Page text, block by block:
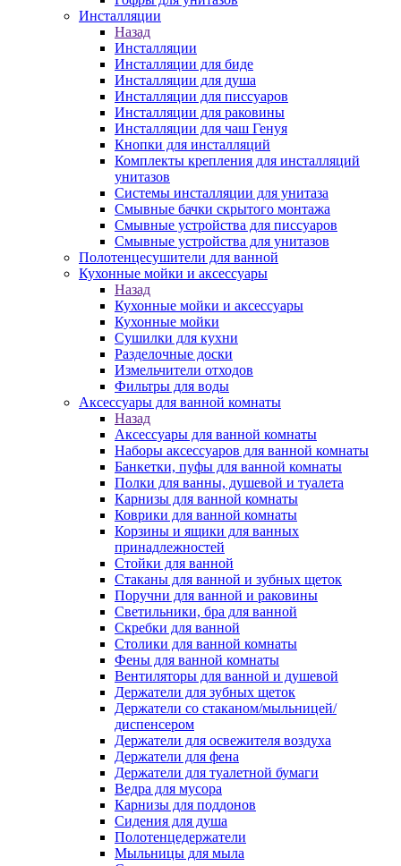
Инсталляции
Назад
Инсталляции
Инсталляции для биде
Инсталляции для душа
Инсталляции для писсуаров
Инсталляции для раковины
Инсталляции для чаш Генуя
Кнопки для инсталляций
Комплекты крепления для инсталляций
унитазов
Системы инсталляции для унитаза
Смывные бачки скрытого монтажа
Смывные устройства для писсуаров
Смывные устройства для унитазов
Полотенцесушители для ванной
Кухонные мойки и аксессуары
Назад
Кухонные мойки и аксессуары
Кухонные мойки
Сушилки для кухни
Разделочные доски
Измельчители отходов
Фильтры для воды
Аксессуары для ванной комнаты
Назад
Аксессуары для ванной комнаты
Наборы аксессуаров для ванной комнаты
Банкетки, пуфы для ванной комнаты
Полки для ванны, душевой и туалета
Карнизы для ванной комнаты
Коврики для ванной комнаты
Корзины и ящики для ванных
принадлежностей
Стойки для ванной
Стаканы для ванной и зубных щеток
Поручни для ванной и раковины
Светильники, бра для ванной
Скребки для ванной
Столики для ванной комнаты
Фены для ванной комнаты
Вентиляторы для ванной и душевой
Держатели для зубных щеток
Держатели со стаканом/мыльницей/
диспенсером
Держатели для освежителя воздуха
Держатели для фена
Держатели для туалетной бумаги
Ведра для мусора
Карнизы для поддонов
Сидения для душа
Полотенцедержатели
Мыльницы для мыла